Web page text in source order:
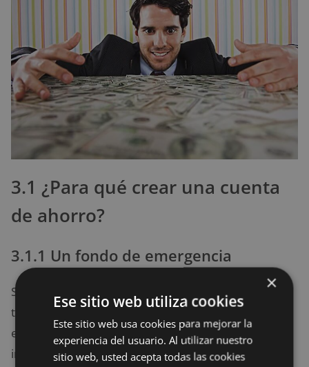
3.1 ¿Para qué crear una cuenta
de ahorro?
3.1.1 Un fondo de emergencia
Si algo llega a sucederte a ti, a los tuyos o a alguno de
tus bienes, siempre debes contar con un fondo de
emergencia para encarar esa situación. Los gastos
inesperados están a la orden del día. Que no te
×
Ese sitio web utiliza cookies
Este sitio web usa cookies para mejorar la
experiencia del usuario. Al utilizar nuestro
sitio web, usted acepta todas las cookies